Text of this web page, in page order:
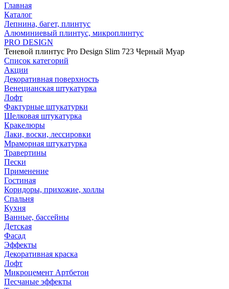
Главная
Каталог
Лепнина, багет, плинтус
Алюминиевый плинтус, микроплинтус
PRO DESIGN
Теневой плинтус Pro Design Slim 723 Черный Муар
Список категорий
Акции
Декоративная поверхность
Венецианская штукатурка
Лофт
Фактурные штукатурки
Шелковая штукатурка
Кракелюры
Лаки, воски, лессировки
Мраморная штукатурка
Травертины
Пески
Применение
Гостиная
Коридоры, прихожие, холлы
Спальня
Кухня
Ванные, бассейны
Детская
Фасад
Эффекты
Декоративная краска
Лофт
Микроцемент Артбетон
Песчаные эффекты